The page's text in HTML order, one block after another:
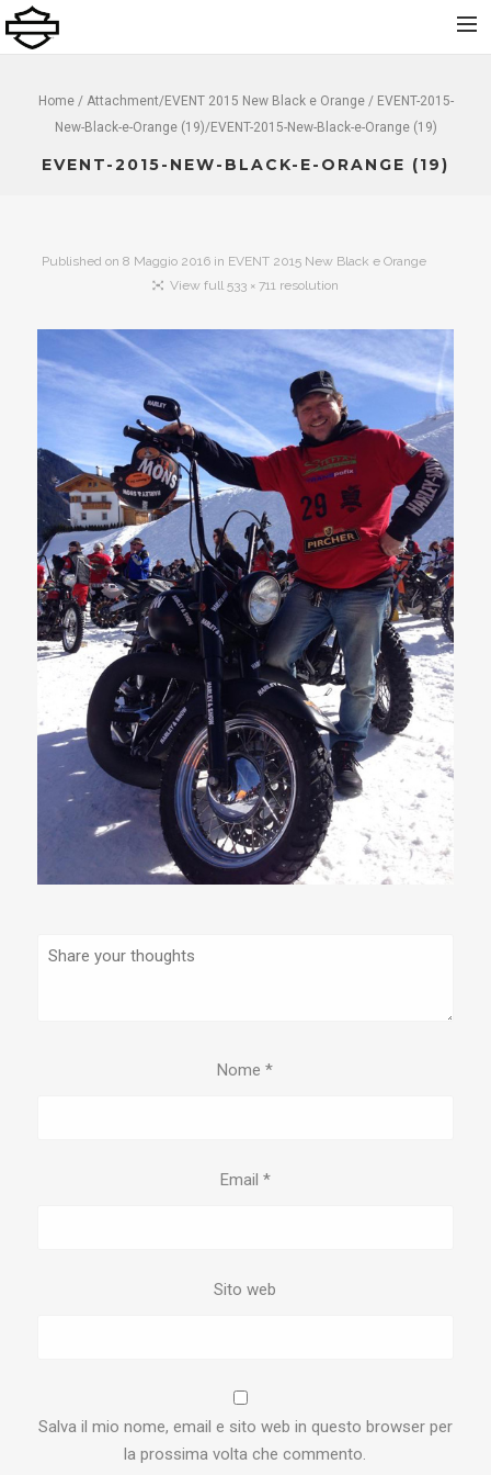
Chi Siamo
Nuovo
Contatti
Dolomiti Chapter
Home/ Attachment/EVENT 2015 New Black e Orange/ EVENT-2015-
New-Black-e-Orange (19)/EVENT-2015-New-Black-e-Orange (19)
EVENT-2015-NEW-BLACK-E-ORANGE (19)
Published on8 Maggio 2016 in EVENT 2015 New Black e Orange
View full 533 × 711 resolution
Nome*
Email *
Sito web
Salva il mio nome, email e sito web in questo browser per
la prossima volta che commento.